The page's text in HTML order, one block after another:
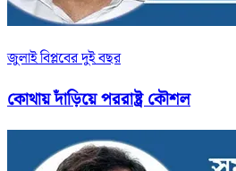
জুলাই বিপ্লবের দুই বছর
কোথায় দাঁড়িয়ে পররাষ্ট্র কৌশল